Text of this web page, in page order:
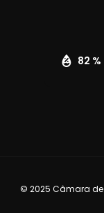
82 %
© 2025 Câmara de